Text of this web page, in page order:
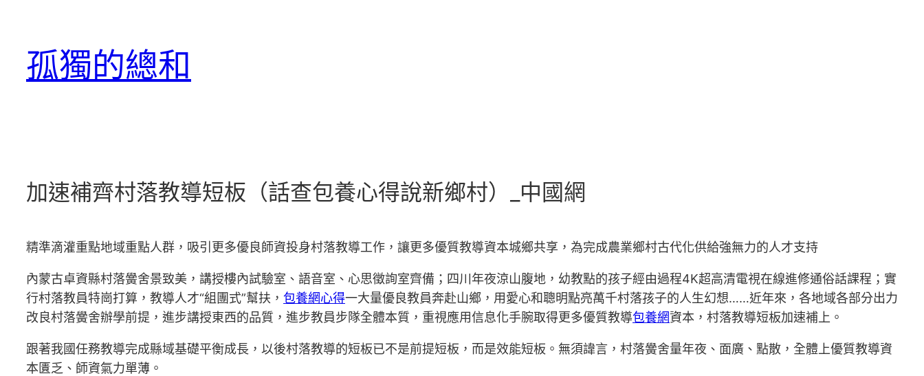
孤獨的總和
加速補齊村落教導短板（話查包養心得說新鄉村）_中國網
精準滴灌重點地域重點人群，吸引更多優良師資投身村落教導工作，讓更多優質教導資本城鄉共享，為完成農業鄉村古代化供給強無力的人才支持
內蒙古卓資縣村落黌舍景致美，講授樓內試驗室、語音室、心思徵詢室齊備；四川年夜涼山腹地，幼教點的孩子經由過程4K超高清電視在線進修通俗話課程；實
行村落教員特崗打算，教導人才“組團式”幫扶， 包養網心得一大量優良教員奔赴山鄉，用愛心和聰明點亮萬千村落孩子的人生幻想……近年來，各地域各部分出力
改良村落黌舍辦學前提，進步講授東西的品質，進步教員步隊全體本質，重視應用信息化手腕取得更多優質教導包養網資本，村落教導短板加速補上。
跟著我國任務教導完成縣域基礎平衡成長，以後村落教導的短板已不是前提短板，而是效能短板。無須諱言，村落黌舍量年夜、面廣、點散，全體上優質教導資
本匱乏、師資氣力單薄。